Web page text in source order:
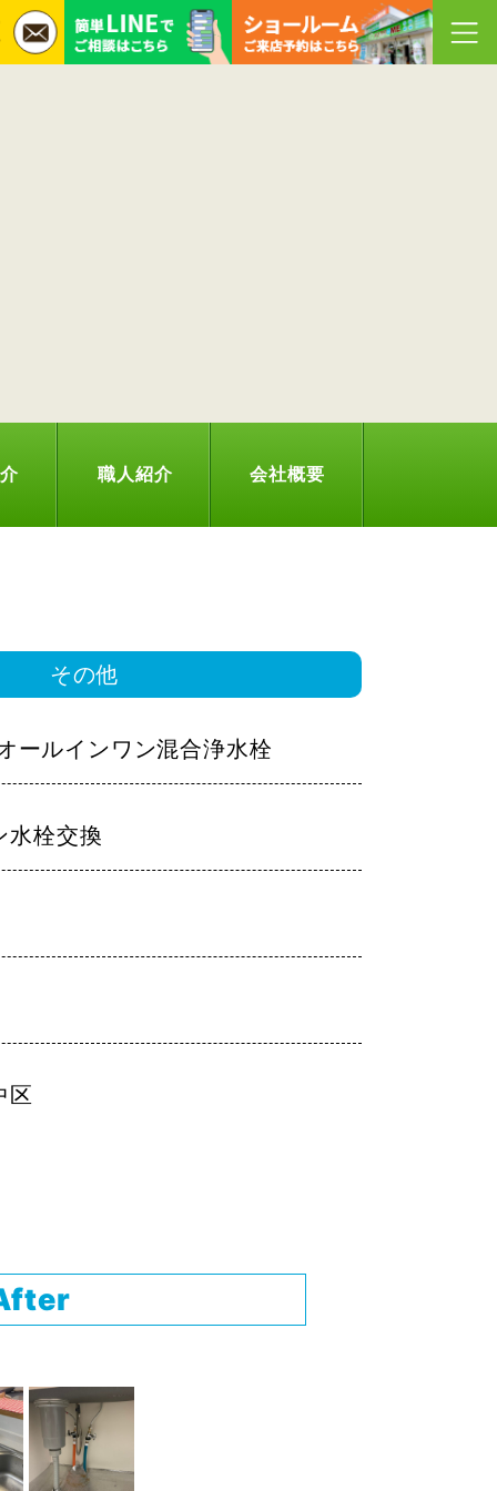
職人紹介 会社概要
その他
ールインワン混合浄水栓
水栓交換
区